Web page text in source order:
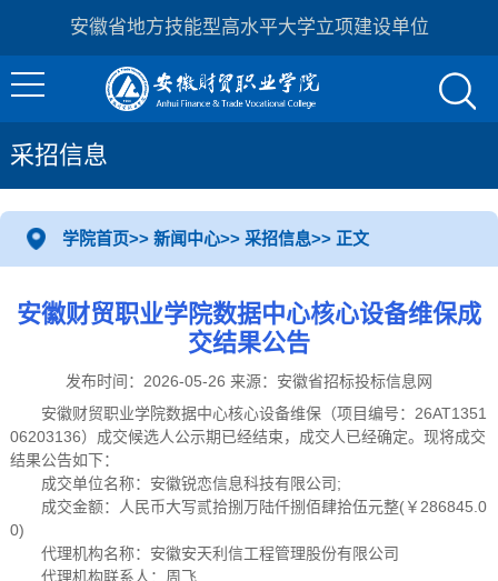
安徽省地方技能型高水平大学立项建设单位
采招信息
学院首页>> 新闻中心>> 采招信息>> 正文
安徽财贸职业学院数据中心核心设备维保成
交结果公告
发布时间：2026-05-26 来源：安徽省招标投标信息网
安徽财贸职业学院数据中心核心设备维保（项目编号：26AT1351
06203136）成交候选人公示期已经结束，成交人已经确定。现将成交
结果公告如下：
成交单位名称：安徽锐恋信息科技有限公司;
成交金额：人民币大写贰拾捌万陆仟捌佰肆拾伍元整(￥286845.0
0)
代理机构名称：安徽安天利信工程管理股份有限公司
代理机构联系人：周飞